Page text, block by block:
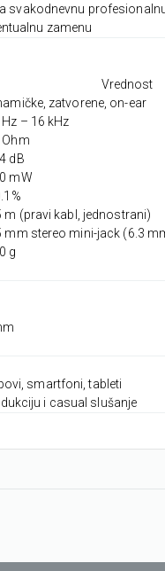
svakodnevnu
zamenu
Vrednost
zatvorene, on-ear
Hz – 16 kHz
Ohm
dB
mW
m (pravi kabl, jednostrani)
mm stereo mini-jack (6.3
g
smartfoni, tableti
i casual slušanje